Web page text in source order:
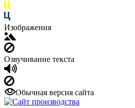
Изображения
Озвучивание текста
Обычная версия сайта